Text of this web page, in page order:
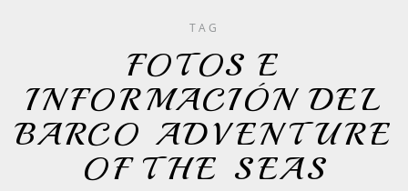
TAG
FOTOS E
INFORMACIÓN DEL
BARCO ADVENTURE
OF THE SEAS